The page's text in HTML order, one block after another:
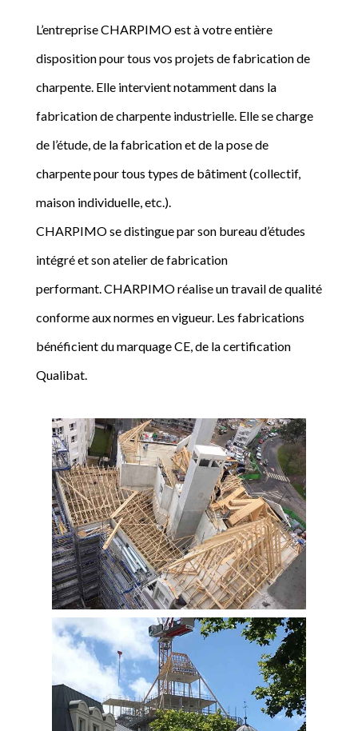
L’entreprise CHARPIMO est à votre entière
disposition pour tous vos projets de fabrication de
charpente. Elle intervient notamment dans la
fabrication de charpente industrielle. Elle se charge
de l’étude, de la fabrication et de la pose de
charpente pour tous types de bâtiment (collectif,
maison individuelle, etc.).
CHARPIMO se distingue par son bureau d’études
intégré et son atelier de fabrication
performant. CHARPIMO réalise un travail de qualité
conforme aux normes en vigueur. Les fabrications
bénéficient du marquage CE, de la certification
Qualibat.